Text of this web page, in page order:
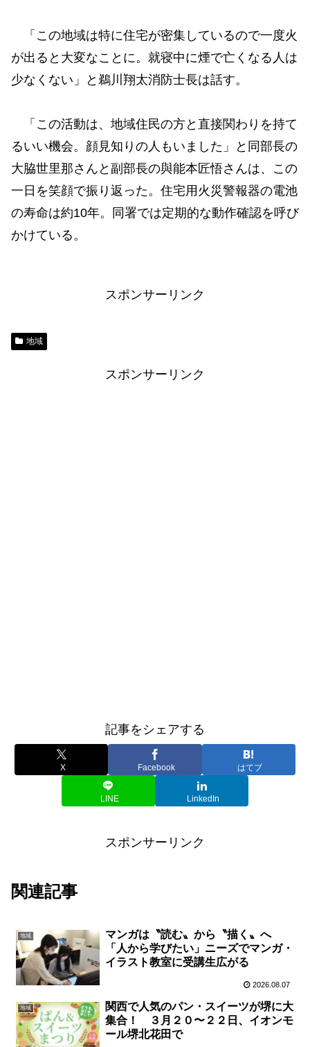
「この地域は特に住宅が密集しているので一度火
が出ると大変なことに。就寝中に煙で亡くなる人は
少なくない」と鵜川翔太消防士長は話す。
「この活動は、地域住民の方と直接関わりを持て
るいい機会。顔見知りの人もいました」と同部長の
大脇世里那さんと副部長の與能本匠悟さんは、この
一日を笑顔で振り返った。住宅用火災警報器の電池
の寿命は約10年。同署では定期的な動作確認を呼び
かけている。
スポンサーリンク
地域
スポンサーリンク
記事をシェアする
X Facebook はてブ
LINE LinkedIn
スポンサーリンク
関連記事
地域
マンガは〝読む〟から〝描く〟へ
「人から学びたい」ニーズでマンガ・
イラスト教室に受講生広がる
2026.08.07
地域
関西で人気のパン・スイーツが堺に大
集合！ ３月２０〜２２日、イオンモ
ール堺北花田で